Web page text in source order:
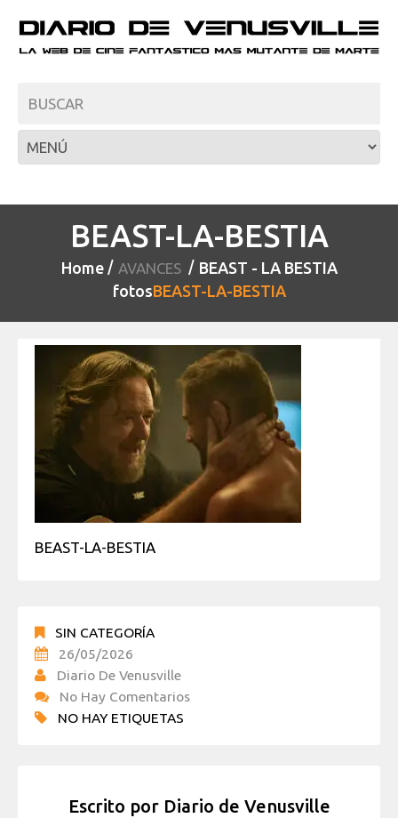
BEAST-LA-BESTIA
Home AVANCES
BEAST - LA BESTIA
fotosBEAST-LA-BESTIA
BEAST-LA-BESTIA
SIN CATEGORÍA
26/05/2026
Diario De Venusville
No Hay Comentarios
NO HAY ETIQUETAS
Escrito por Diario de Venusville